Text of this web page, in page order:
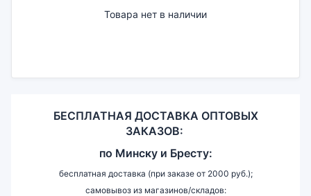
Товара нет в наличии
БЕСПЛАТНАЯ ДОСТАВКА ОПТОВЫХ
ЗАКАЗОВ:
по Минску и Бресту:
бесплатная доставка (при заказе от 2000 руб.);
самовывоз из магазинов/складов: